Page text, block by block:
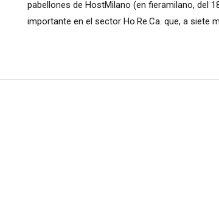
pabellones de HostMilano (en fieramilano, del
importante en el sector Ho.Re.Ca. que, a siete